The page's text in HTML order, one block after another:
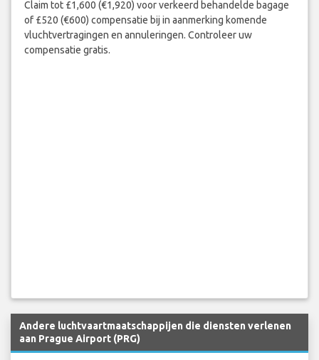
Claim tot £1,600 (€1,920) voor verkeerd behandelde bagage
of £520 (€600) compensatie bij in aanmerking komende
vluchtvertragingen en annuleringen. Controleer uw
compensatie gratis.
Andere luchtvaartmaatschappijen die diensten verlenen
aan Prague Airport (PRG)